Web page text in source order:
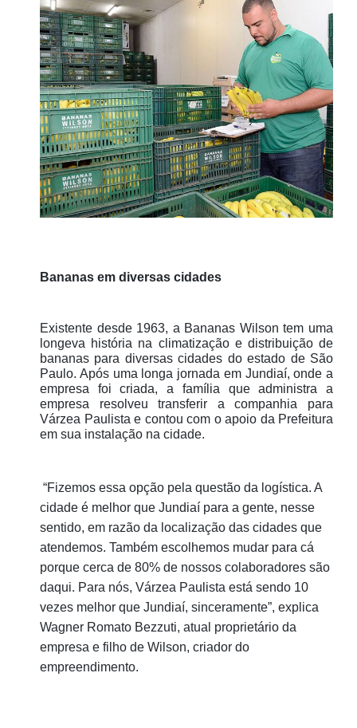
Bananas em diversas cidades
Existente desde 1963, a Bananas Wilson tem uma
longeva história na climatização e distribuição de
bananas para diversas cidades do estado de São
Paulo. Após uma longa jornada em Jundiaí, onde a
empresa foi criada, a família que administra a
empresa resolveu transferir a companhia para
Várzea Paulista e contou com o apoio da Prefeitura
em sua instalação na cidade.
“Fizemos essa opção pela questão da logística. A
cidade é melhor que Jundiaí para a gente, nesse
sentido, em razão da localização das cidades que
atendemos. Também escolhemos mudar para cá
porque cerca de 80% de nossos colaboradores são
daqui. Para nós, Várzea Paulista está sendo 10
vezes melhor que Jundiaí, sinceramente”, explica
Wagner Romato Bezzuti, atual proprietário da
empresa e filho de Wilson, criador do
empreendimento.